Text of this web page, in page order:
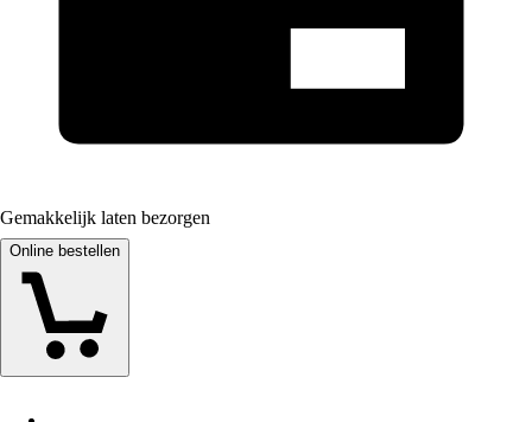
Gemakkelijk laten bezorgen
Online bestellen